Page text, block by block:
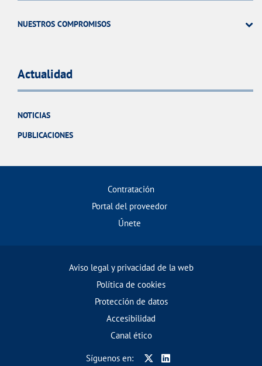
NUESTROS COMPROMISOS
Actualidad
NOTICIAS
PUBLICACIONES
Contratación
Portal del proveedor
Únete
Aviso legal y privacidad de la web
Política de cookies
Protección de datos
Accesibilidad
Canal ético
Síguenos en: